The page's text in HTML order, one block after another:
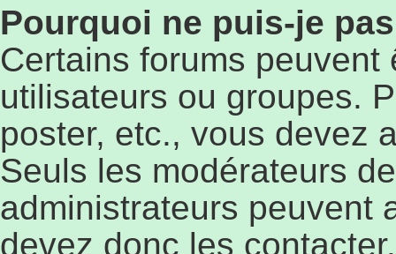
Pourquoi ne puis-je
Certains forums
utilisateurs ou groupes.
poster, etc., vous devez
Seuls les modérateurs
administrateurs peuvent
devez donc les contacter.